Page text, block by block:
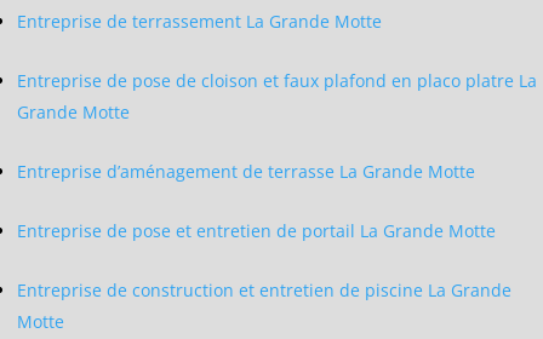
Entreprise de terrassement La Grande Motte
Entreprise de pose de cloison et faux plafond en placo platre La
Grande Motte
Entreprise d’aménagement de terrasse La Grande Motte
Entreprise de pose et entretien de portail La Grande Motte
Entreprise de construction et entretien de piscine La Grande
Motte